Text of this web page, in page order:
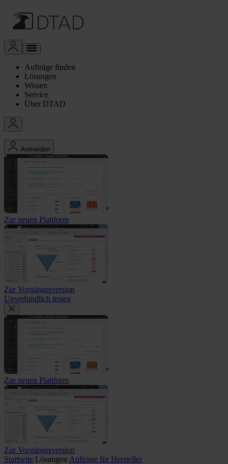
Aufträge finden
Lösungen
Wissen
Service
Über DTAD
Anmelden
Zur neuen Plattform
Zur Vorgängerversion
Unverbindlich testen
Zur neuen Plattform
Zur Vorgängerversion
Startseite Lösungen Aufträge für Hersteller